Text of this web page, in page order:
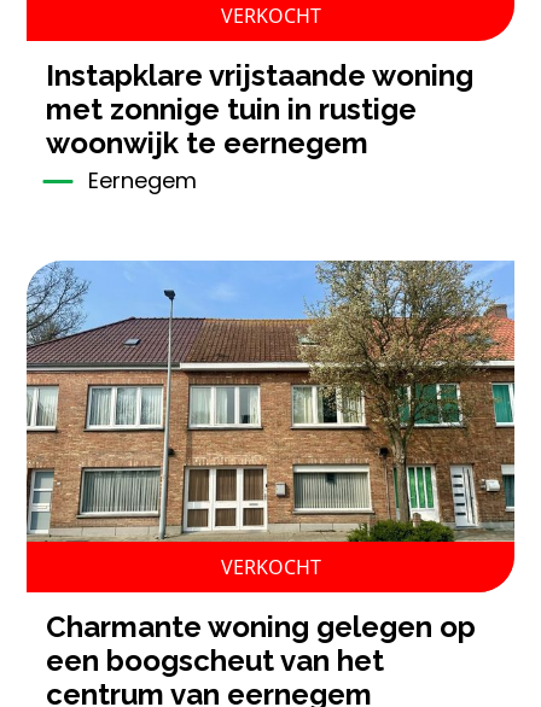
VERKOCHT
instapklare vrijstaande woning
met zonnige tuin in rustige
woonwijk te eernegem
Eernegem
VERKOCHT
charmante woning gelegen op
een boogscheut van het
centrum van eernegem